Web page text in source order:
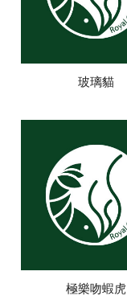
玻璃貓
極樂吻蝦虎